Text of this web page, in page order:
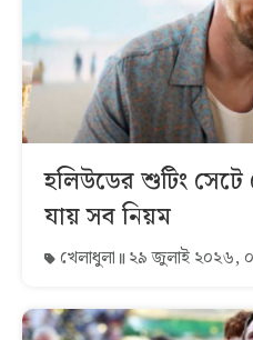
হলিউডের শুটিং
যায় সব নিয়ম
খেলাধুলা ২৯ জুলাই ২০২৬,